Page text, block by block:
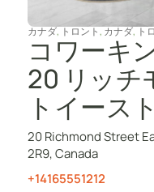
カナダ,トロント,カナダ,ト
コワーキ
20 リッチ
トイースト
20 Richmond Street
2R9, Canada
+14165551212